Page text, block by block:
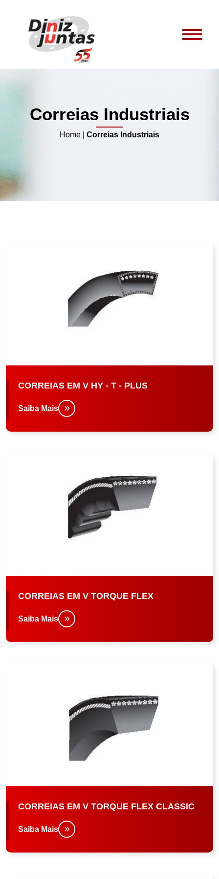
Correias Industriais
Home Correias Industriais
CORREIAS EM V HY - T - PLUS
Saiba Mais
CORREIAS EM V TORQUE FLEX
Saiba Mais
CORREIAS EM V TORQUE FLEX CLASSIC
Saiba Mais